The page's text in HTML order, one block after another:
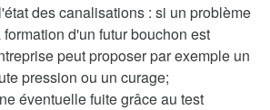
des canalisations : si un problème
d'un futur bouchon est
peut proposer par exemple un
pression ou un curage;
éventuelle fuite grâce au test